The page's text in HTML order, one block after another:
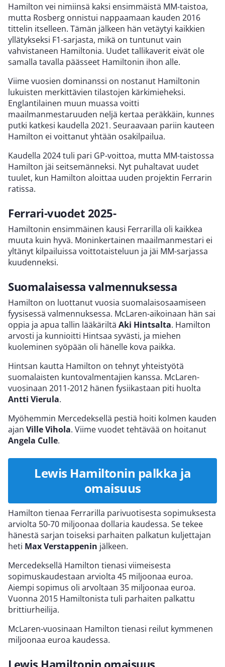
Hamilton vei nimiinsä kaksi ensimmäistä MM-taistoa,
mutta Rosberg onnistui nappaamaan kauden 2016
tittelin itselleen. Tämän jälkeen hän vetäytyi kaikkien
yllätykseksi F1-sarjasta, mikä on tuntunut vain
vahvistaneen Hamiltonia. Uudet tallikaverit eivät ole
samalla tavalla päässeet Hamiltonin ihon alle.
Viime vuosien dominanssi on nostanut Hamiltonin
lukuisten merkittävien tilastojen kärkimieheksi.
Englantilainen muun muassa voitti
maailmanmestaruuden neljä kertaa peräkkäin, kunnes
putki katkesi kaudella 2021. Seuraavaan pariin kauteen
Hamilton ei voittanut yhtään osakilpailua.
Kaudella 2024 tuli pari GP-voittoa, mutta MM-taistossa
Hamilton jäi seitsemänneksi. Nyt puhaltavat uudet
tuulet, kun Hamilton aloittaa uuden projektin Ferrarin
ratissa.
Ferrari-vuodet 2025-
Hamiltonin ensimmäinen kausi Ferrarilla oli kaikkea
muuta kuin hyvä. Moninkertainen maailmanmestari ei
yltänyt kilpailuissa voittotaisteluun ja jäi MM-sarjassa
kuudenneksi.
Suomalaisessa valmennuksessa
Hamilton on luottanut vuosia suomalaisosaamiseen
fyysisessä valmennuksessa. McLaren-aikoinaan hän sai
oppia ja apua tallin lääkäriltä Aki Hintsalta. Hamilton
arvosti ja kunnioitti Hintsaa syvästi, ja miehen
kuoleminen syöpään oli hänelle kova paikka.
Hintsan kautta Hamilton on tehnyt yhteistyötä
suomalaisten kuntovalmentajien kanssa. McLaren-
vuosinaan 2011-2012 hänen fysiikastaan piti huolta
Antti Vierula.
Myöhemmin Mercedeksellä pestiä hoiti kolmen kauden
ajan Ville Vihola. Viime vuodet tehtävää on hoitanut
Angela Culle.
Lewis Hamiltonin palkka ja
omaisuus
Hamilton tienaa Ferrarilla parivuotisesta sopimuksesta
arviolta 50-70 miljoonaa dollaria kaudessa. Se tekee
hänestä sarjan toiseksi parhaiten palkatun kuljettajan
heti Max Verstappenin jälkeen.
Mercedeksellä Hamilton tienasi viimeisesta
sopimuskaudestaan arviolta 45 miljoonaa euroa.
Aiempi sopimus oli arvoltaan 35 miljoonaa euroa.
Vuonna 2015 Hamiltonista tuli parhaiten palkattu
brittiurheilija.
McLaren-vuosinaan Hamilton tienasi reilut kymmenen
miljoonaa euroa kaudessa.
Lewis Hamiltonin omaisuus